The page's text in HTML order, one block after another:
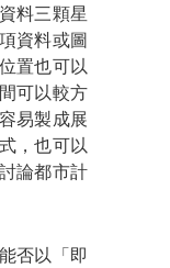
料三顆星
資料或圖
置也可以
可以較方
易製成展
，也可以
論都市計
否以「即